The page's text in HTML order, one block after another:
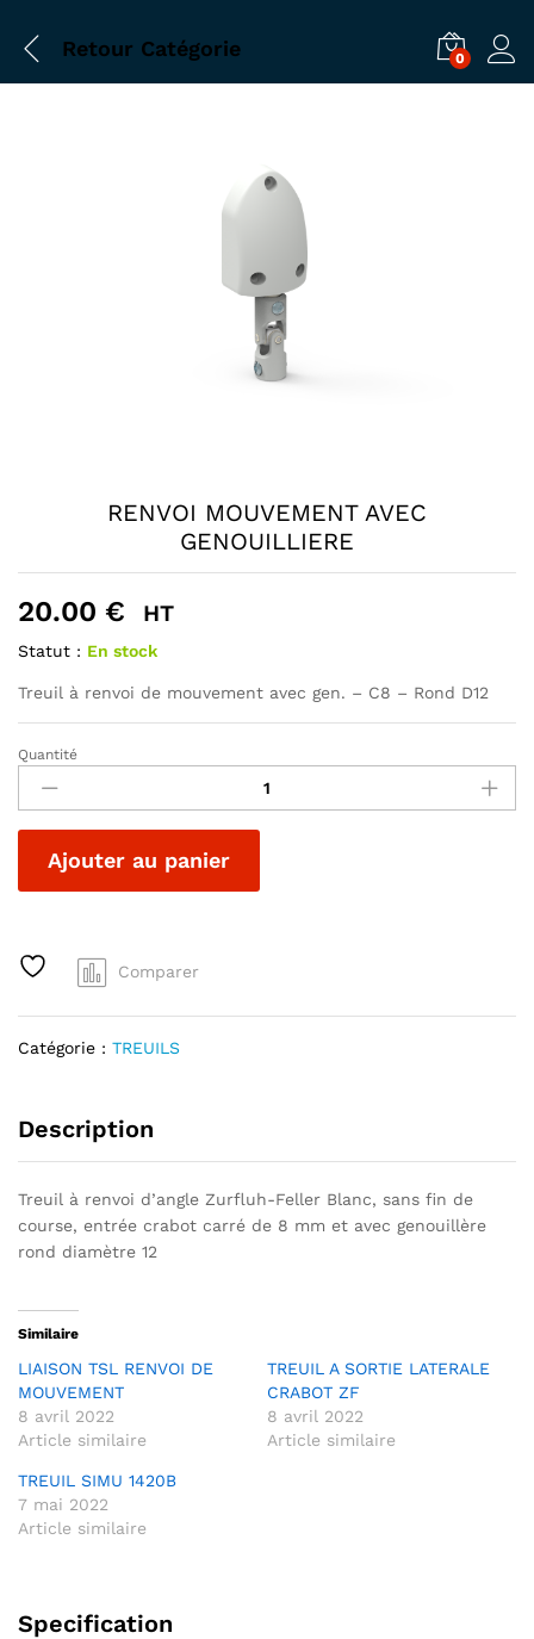
Retour Catégorie 0
RENVOI MOUVEMENT AVEC
GENOUILLIERE
20.00 € HT
Statut : En stock
Treuil à renvoi de mouvement avec gen. – C8 – Rond D12
RENVOI
MOUVEMENT
AVEC
GENOUILLIERE
quantité
Quantité
Ajouter au panier
Comparer
Catégorie : TREUILS
Description
Treuil à renvoi d’angle Zurfluh-Feller Blanc, sans fin de
course, entrée crabot carré de 8 mm et avec genouillère
rond diamètre 12
Similaire
LIAISON TSL RENVOI DE
MOUVEMENT
8 avril 2022
Article similaire
TREUIL A SORTIE LATERALE
CRABOT ZF
8 avril 2022
Article similaire
TREUIL SIMU 1420B
7 mai 2022
Article similaire
Specification